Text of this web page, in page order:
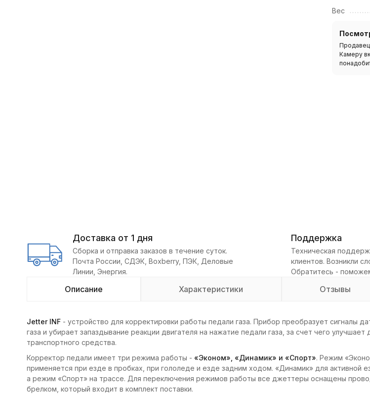
Вес
Продавец
Камеру
Доставка от 1 дня
Сборка и отправка заказов в течение суток.
Почта России, СДЭК, Boxberry, ПЭК, Деловые
Линии, Энергия.
Поддержка
Техническая
клиентов. Возникли
Обратитесь -
Описание Характеристики Отзывы
Jetter INF- устройство для корректировки работы педали газа. Прибор преобразует сигналы
газа и убирает запаздывание реакции двигателя на нажатие педали газа, за счет чего улучшает
транспортного средства.
Корректор педали имеет три режима работы - «Эконом», «Динамик» и «Спорт». Режим
применяется при езде в пробках, при гололеде и езде задним ходом. «Динамик» для активной
а режим «Спорт» на трассе. Для переключения режимов работы все джеттеры оснащены
брелком, который входит в комплект поставки.